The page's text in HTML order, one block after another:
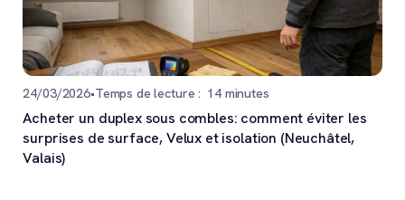
24/03/2026•Temps de lecture : 14minutes
Acheter un duplex sous combles: comment éviter les
surprises de surface, Velux et isolation (Neuchâtel,
Valais)